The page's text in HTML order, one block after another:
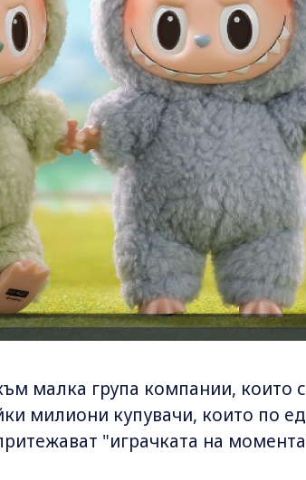
малка група компании, които
милиони купувачи, които по
"играчката на